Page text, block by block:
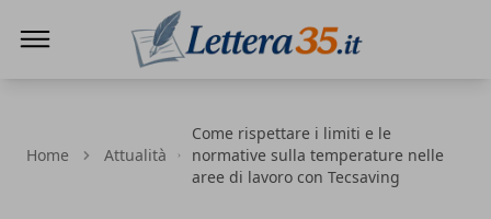
Home Attualità
Come rispettare i limiti e le
normative sulla temperature nelle
aree di lavoro con Tecsaving